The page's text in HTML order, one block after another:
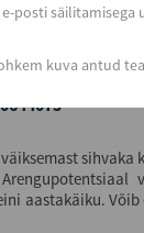
sihvaka
aastakäiku. Võib
posti säilitamisega
kuva antud